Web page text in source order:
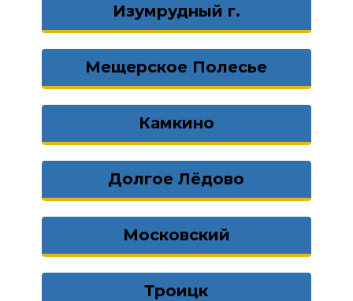
Изумрудный г.
Мещерское Полесье
Камкино
Долгое Лёдово
Московский
Троицк